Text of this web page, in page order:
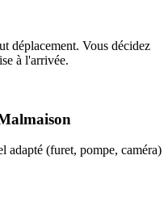
déplacement. Vous décidez
à l'arrivée.
adapté (furet, pompe, caméra)